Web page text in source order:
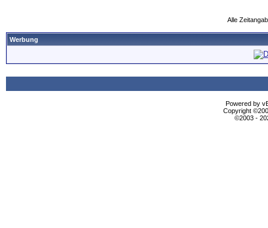
Alle
Werbung
Powered by
Copyright
©2003 -